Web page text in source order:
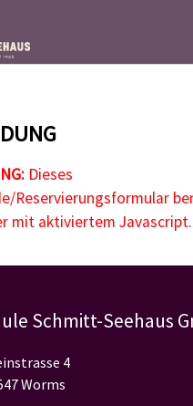
Dieses
Reservierungsformular
mit aktiviertem Javascript.
Schmitt-Seehaus
4
Worms